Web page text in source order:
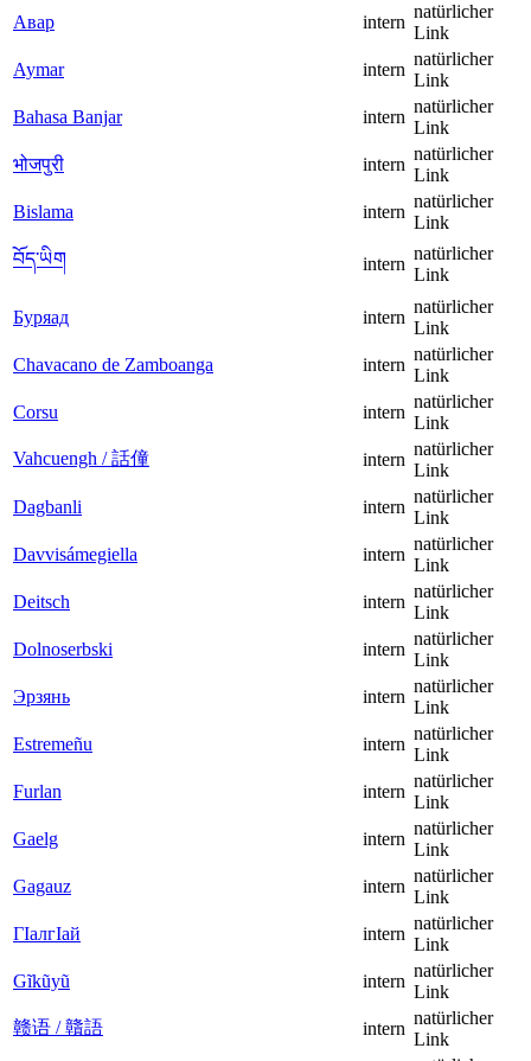
Авар
intern
natürlicher
Link
Aymar
intern
natürlicher
Link
Bahasa Banjar
intern
natürlicher
Link
भोजपुरी
intern
natürlicher
Link
Bislama
intern
natürlicher
Link
བོད་ཡིག
intern
natürlicher
Link
Буряад intern
natürlicher
Link
Chavacano de Zamboanga
intern
natürlicher
Link
Corsu
intern
natürlicher
Link
Vahcuengh / 話僮
intern
natürlicher
Link
Dagbanli
intern
natürlicher
Link
Davvisámegiella
intern
natürlicher
Link
Deitsch
intern
natürlicher
Link
Dolnoserbski
intern
natürlicher
Link
Эрзянь
intern
natürlicher
Link
Estremeñu
intern
natürlicher
Link
Furlan
intern
natürlicher
Link
Gaelg
intern
natürlicher
Link
Gagauz
intern
natürlicher
Link
ГӀалгӀай
intern
natürlicher
Link
Gĩkũyũ
intern
natürlicher
Link
赣语 / 贛語
intern
natürlicher
Link